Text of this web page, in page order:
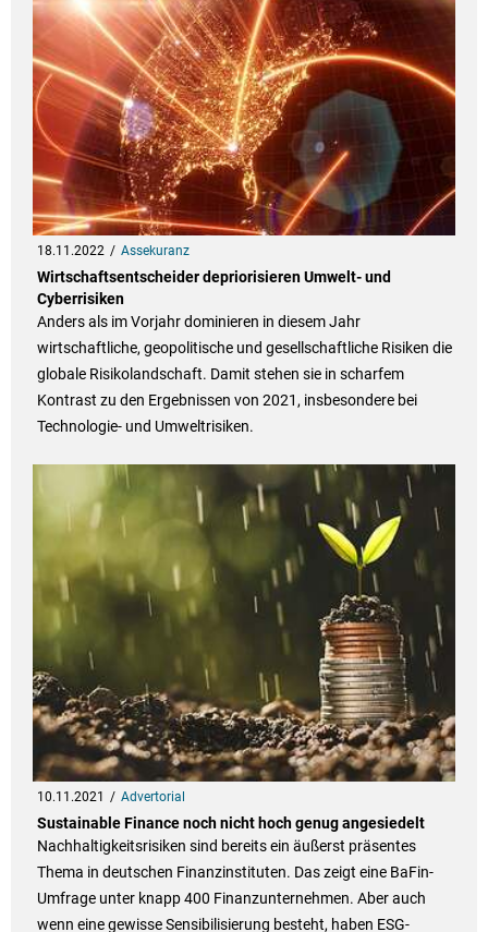
18.11.2022 Assekuranz
Wirtschaftsentscheider depriorisieren Umwelt- und
Cyberrisiken
Anders als im Vorjahr dominieren in diesem Jahr
wirtschaftliche, geopolitische und gesellschaftliche Risiken die
globale Risikolandschaft. Damit stehen sie in scharfem
Kontrast zu den Ergebnissen von 2021, insbesondere bei
Technologie- und Umweltrisiken.
10.11.2021 Advertorial
Sustainable Finance noch nicht hoch genug angesiedelt
Nachhaltigkeitsrisiken sind bereits ein äußerst präsentes
Thema in deutschen Finanzinstituten. Das zeigt eine BaFin-
Umfrage unter knapp 400 Finanzunternehmen. Aber auch
wenn eine gewisse Sensibilisierung besteht, haben ESG-